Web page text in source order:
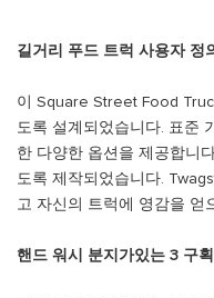
길거리 푸드 트럭 사용자 정
이 Square Street Food
도록 설계되었습니다. 표준
한 다양한 옵션을 제공합니
도록 제작되었습니다.
고 자신의 트럭에 영감을 얻
핸드 워시 분지가있는 3 구